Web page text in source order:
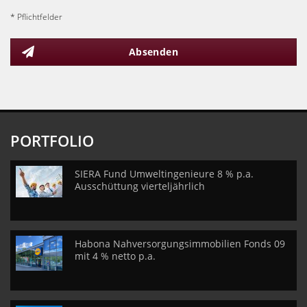
* Pflichtfelder
Absenden
PORTFOLIO
SIERA Fund Umweltingenieure 8 % p.a.
Ausschüttung vierteljährlich
Habona Nahversorgungsimmobilien Fonds 09
mit 4 % netto p.a.